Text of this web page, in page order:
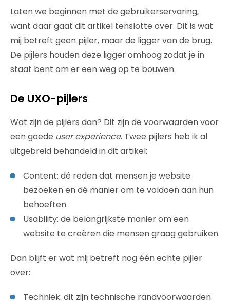
Laten we beginnen met de gebruikerservaring,
want daar gaat dit artikel tenslotte over. Dit is wat
mij betreft geen pijler, maar de ligger van de brug.
De pijlers houden deze ligger omhoog zodat je in
staat bent om er een weg op te bouwen.
De UXO-pijlers
Wat zijn de pijlers dan? Dit zijn de voorwaarden voor
een goede user experience. Twee pijlers heb ik al
uitgebreid behandeld in dit artikel:
Content: dé reden dat mensen je website
bezoeken en dé manier om te voldoen aan hun
behoeften.
Usability: de belangrijkste manier om een
website te creëren die mensen graag gebruiken.
Dan blijft er wat mij betreft nog één echte pijler
over:
Techniek: dit zijn technische randvoorwaarden